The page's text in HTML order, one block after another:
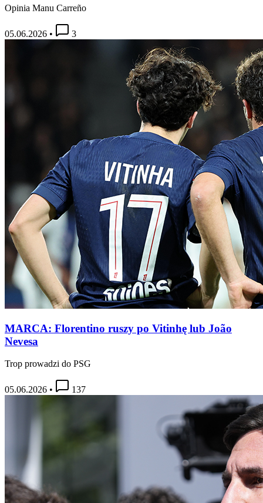
Opinia Manu Carreño
05.06.2026 • 3
MARCA: Florentino ruszy po Vitinhę lub João
Nevesa
Trop prowadzi do PSG
05.06.2026 • 137